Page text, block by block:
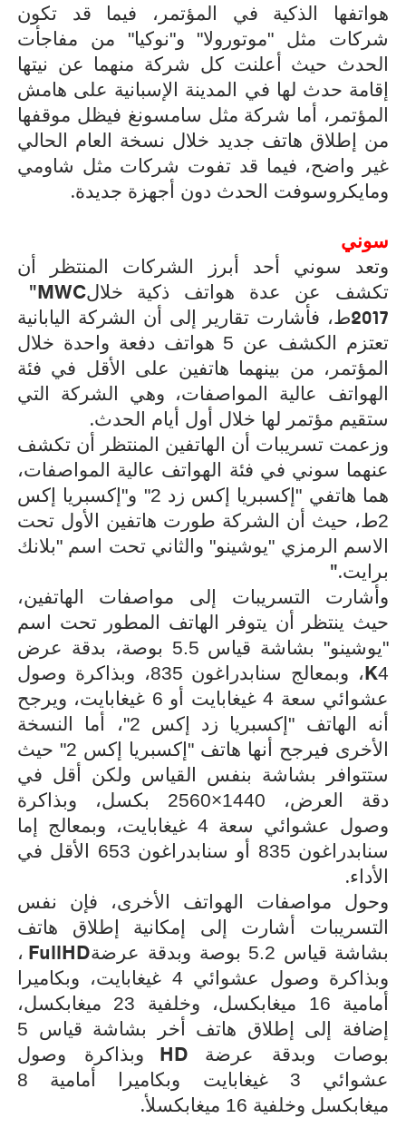
هواتفها الذكية في المؤتمر، فيما قد تكون
شركات مثل "موتورولا" و"نوكيا" من مفاجأت
الحدث حيث أعلنت كل شركة منهما عن نيتها
إقامة حدث لها في المدينة الإسبانية على هامش
المؤتمر، أما شركة مثل سامسونغ فيظل موقفها
من إطلاق هاتف جديد خلال نسخة العام الحالي
غير واضح، فيما قد تفوت شركات مثل شاومي
ومايكروسوفت الحدث دون أجهزة جديدة.
سوني
وتعد سوني أحد أبرز الشركات المنتظر أن
تكشف عن عدة هواتف ذكية خلال"MWC
2017ط، فأشارت تقارير إلى أن الشركة اليابانية
تعتزم الكشف عن 5 هواتف دفعة واحدة خلال
المؤتمر، من بينهما هاتفين على الأقل في فئة
الهواتف عالية المواصفات، وهي الشركة التي
ستقيم مؤتمر لها خلال أول أيام الحدث.
وزعمت تسريبات أن الهاتفين المنتظر أن تكشف
عنهما سوني في فئة الهواتف عالية المواصفات،
هما هاتفي "إكسبريا إكس زد 2" و"إكسبريا إكس
2ط، حيث أن الشركة طورت هاتفين الأول تحت
الاسم الرمزي "يوشينو" والثاني تحت اسم "بلانك
برايت".
وأشارت التسريبات إلى مواصفات الهاتفين،
حيث ينتظر أن يتوفر الهاتف المطور تحت اسم
"يوشينو" بشاشة قياس 5.5 بوصة، بدقة عرض
4
K
، وبمعالج سنابدراغون 835، وبذاكرة وصول
عشوائي سعة 4 غيغابايت أو 6 غيغابايت، ويرجح
أنه الهاتف "إكسبريا زد إكس 2"، أما النسخة
الأخرى فيرجح أنها هاتف "إكسبريا إكس 2" حيث
ستتوافر بشاشة بنفس القياس ولكن أقل في
دقة العرض، 1440×2560 بكسل، وبذاكرة
وصول عشوائي سعة 4 غيغابايت، وبمعالج إما
سنابدراغون 835 أو سنابدراغون 653 الأقل في
الأداء.
وحول مواصفات الهواتف الأخرى، فإن نفس
التسريبات أشارت إلى إمكانية إطلاق هاتف
بشاشة قياس 5.2 بوصة وبدقة عرضة
FullHD ،
وبذاكرة وصول عشوائي 4 غيغابايت، وبكاميرا
أمامية 16 ميغابكسل، وخلفية 23 ميغابكسل،
إضافة إلى إطلاق هاتف أخر بشاشة قياس 5
بوصات وبدقة عرضة
HD
وبذاكرة وصول
عشوائي 3 غيغابايت وبكاميرا أمامية 8
ميغابكسل وخلفية 16 ميغابكسلأ
.